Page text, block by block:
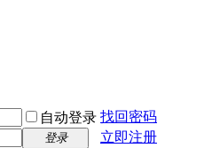
自动登录 找回密码
登录
立即注册